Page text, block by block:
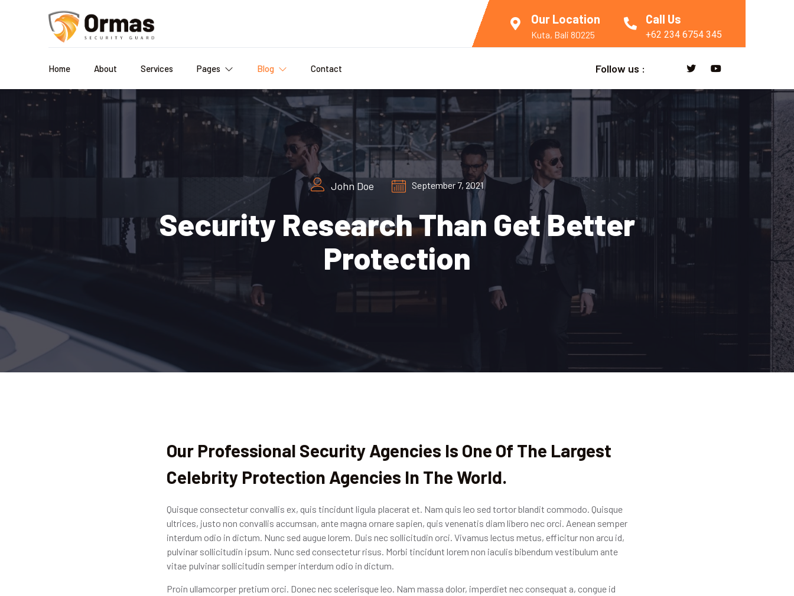
Our Location
Kuta, Bali 80225
Call Us
+62 234 6754 345
Home About Services Pages Blog Contact Follow us :
John Doe September 7, 2021
Security Research Than Get Better
Protection
Our Professional Security Agencies Is One Of The Largest
Celebrity Protection Agencies In The World.
Quisque consectetur convallis ex, quis tincidunt ligula placerat et. Nam quis leo sed tortor blandit commodo. Quisque
ultrices, justo non convallis accumsan, ante magna ornare sapien, quis venenatis diam libero nec orci. Aenean semper
interdum odio in dictum. Nunc sed augue lorem. Duis nec sollicitudin orci. Vivamus lectus metus, efficitur non arcu id,
pulvinar sollicitudin ipsum. Nunc sed consectetur risus. Morbi tincidunt lorem non iaculis bibendum vestibulum ante
vitae pulvinar sollicitudin semper interdum odio in dictum.
Proin ullamcorper pretium orci. Donec nec scelerisque leo. Nam massa dolor, imperdiet nec consequat a, congue id